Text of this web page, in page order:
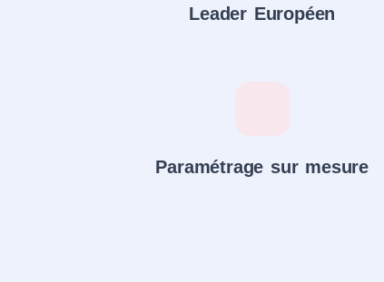
Leader Européen
Paramétrage sur mesure